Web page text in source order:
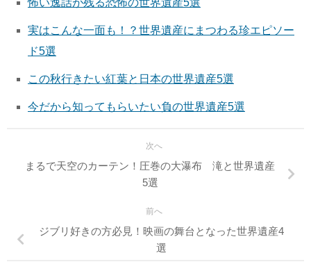
怖い逸話が残る恐怖の世界遺産5選
実はこんな一面も！？世界遺産にまつわる珍エピソー
ド5選
この秋行きたい紅葉と日本の世界遺産5選
今だから知ってもらいたい負の世界遺産5選
次へ
まるで天空のカーテン！圧巻の大瀑布 滝と世界遺産
5選
前へ
ジブリ好きの方必見！映画の舞台となった世界遺産4
選